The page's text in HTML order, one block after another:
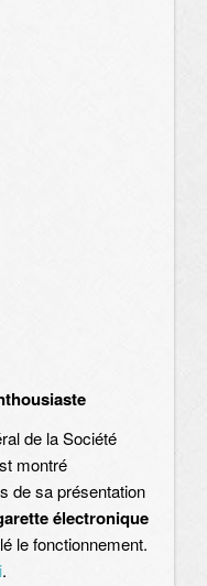
de la Société
montré
de sa présentation
électronique
le fonctionnement.
.